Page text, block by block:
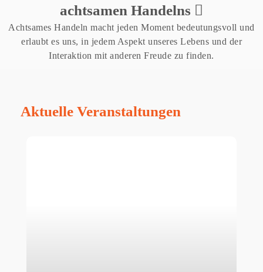
achtsamen Handelns
Achtsames Handeln macht jeden Moment bedeutungsvoll und
erlaubt es uns, in jedem Aspekt unseres Lebens und der
Interaktion mit anderen Freude zu finden.
Aktuelle Veranstaltungen